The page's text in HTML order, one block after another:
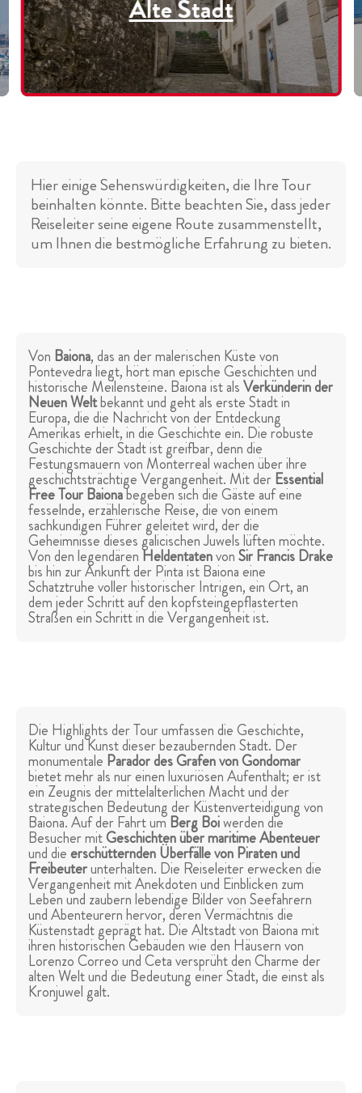
Alte Stadt
Hier einige Sehenswürdigkeiten, die Ihre Tour
beinhalten könnte. Bitte beachten Sie, dass jeder
Reiseleiter seine eigene Route zusammenstellt,
um Ihnen die bestmögliche Erfahrung zu bieten.
Von Baiona, das an der malerischen Küste von
Pontevedra liegt, hört man epische Geschichten und
historische Meilensteine. Baiona ist alsVerkünderin der
Neuen Weltbekannt und geht als erste Stadt in
Europa, die die Nachricht von der Entdeckung
Amerikas erhielt, in die Geschichte ein. Die robuste
Geschichte der Stadt ist greifbar, denn die
Festungsmauern von Monterreal wachen über ihre
geschichtsträchtige Vergangenheit. Mit derEssential
Free Tour Baionabegeben sich die Gäste auf eine
fesselnde, erzählerische Reise, die von einem
sachkundigen Führer geleitet wird, der die
Geheimnisse dieses galicischen Juwels lüften möchte.
Von den legendärenHeldentatenvonSirFrancis Drake
bis hin zur Ankunft der Pinta ist Baiona eine
Schatztruhe voller historischer Intrigen, ein Ort, an
dem jeder Schritt auf den kopfsteingepflasterten
Straßen ein Schritt in die Vergangenheit ist.
Die Highlights der Tour umfassen die Geschichte,
Kultur und Kunst dieser bezaubernden Stadt. Der
monumentale Parador des Grafen von Gondomar
bietet mehr als nur einen luxuriösen Aufenthalt; er ist
ein Zeugnis der mittelalterlichen Macht und der
strategischen Bedeutung der Küstenverteidigung von
Baiona. Auf der Fahrt umBerg Boiwerden die
Besucher mitGeschichten über maritime Abenteuer
und dieerschütternden Überfälle von Piraten und
Freibeuterunterhalten. Die Reiseleiter erwecken die
Vergangenheit mit Anekdoten und Einblicken zum
Leben und zaubern lebendige Bilder von Seefahrern
und Abenteurern hervor, deren Vermächtnis die
Küstenstadt geprägt hat. Die Altstadt von Baiona mit
ihren historischen Gebäuden wie den Häusern von
Lorenzo Correo und Ceta versprüht den Charme der
alten Welt und die Bedeutung einer Stadt, die einst als
Kronjuwel galt.